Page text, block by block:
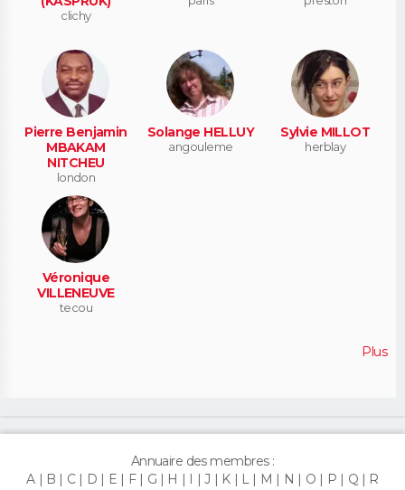
clichy
Pierre Benjamin
MBAKAM
NITCHEU
london
Solange HELLUY
angouleme
Sylvie MILLOT
herblay
Véronique
VILLENEUVE
tecou
Plus
Annuaire des membres :
A
B C D E F G H I J K L M N O P Q
R